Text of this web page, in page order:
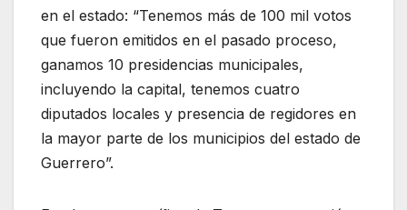
en el estado: “Tenemos más de 100 mil votos
que fueron emitidos en el pasado proceso,
ganamos 10 presidencias municipales,
incluyendo la capital, tenemos cuatro
diputados locales y presencia de regidores en
la mayor parte de los municipios del estado de
Guerrero”.